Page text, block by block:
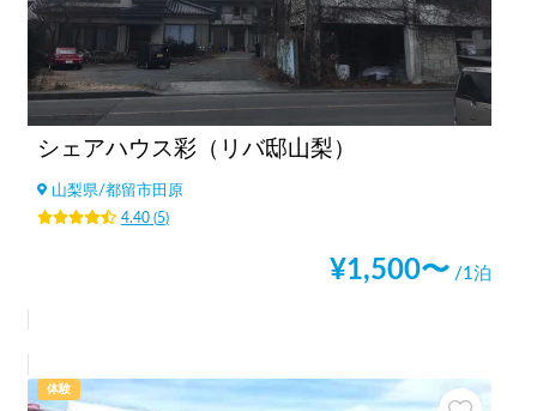
シェアハウス彩（リバ邸山梨）
山梨県/都留市田原
4.40(5)
¥1,500〜 /1泊
体験